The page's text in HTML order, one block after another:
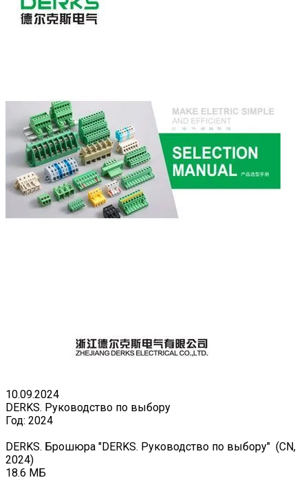
10.09.2024
DERKS. Руководство по выбору
Год: 2024
DERKS. Брошюра "DERKS. Руководство по выбору" (CN,
2024)
18.6 МБ